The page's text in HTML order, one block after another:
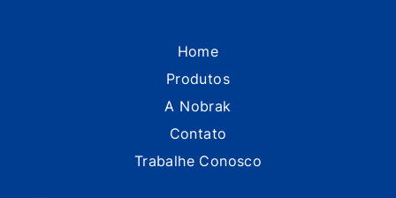
Home
Produtos
A Nobrak
Contato
Trabalhe Conosco